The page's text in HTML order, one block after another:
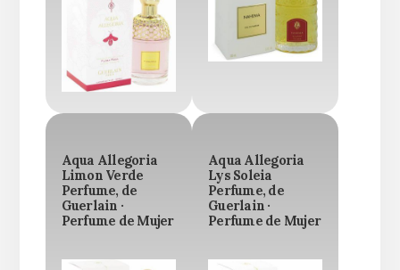
Aqua Allegoria
Limon Verde
Perfume, de
Guerlain ·
Perfume de Mujer
Aqua Allegoria
Lys Soleia
Perfume, de
Guerlain ·
Perfume de Mujer